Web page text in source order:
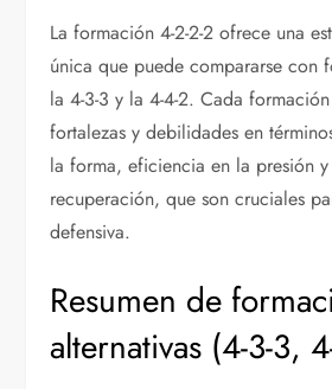
La formación 4-2-2-2 ofrece una
única que puede compararse con
la 4-3-3 y la 4-4-2. Cada
fortalezas y debilidades en
la forma, eficiencia en la presión
recuperación, que son cruciales
defensiva.
Resumen de
alternativas (4-3-3,